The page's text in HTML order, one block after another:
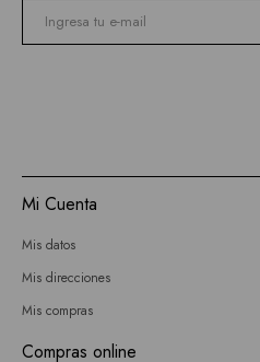
Mi Cuenta
Mis datos
Mis direcciones
Mis compras
Compras online